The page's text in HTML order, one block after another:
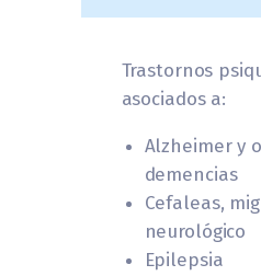
Trastornos
asociados a:
Alzheimer y
demencias
Cefaleas,
neurológico
Epilepsia